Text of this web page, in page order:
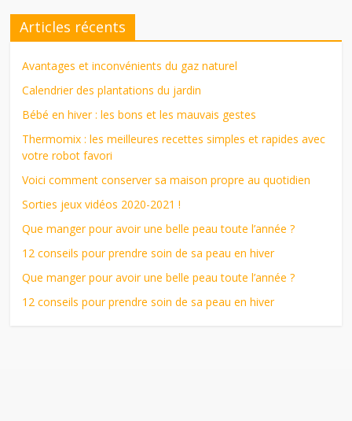
Articles récents
Avantages et inconvénients du gaz naturel
Calendrier des plantations du jardin
Bébé en hiver : les bons et les mauvais gestes
Thermomix : les meilleures recettes simples et rapides avec
votre robot favori
Voici comment conserver sa maison propre au quotidien
Sorties jeux vidéos 2020-2021 !
Que manger pour avoir une belle peau toute l’année ?
12 conseils pour prendre soin de sa peau en hiver
Que manger pour avoir une belle peau toute l’année ?
12 conseils pour prendre soin de sa peau en hiver